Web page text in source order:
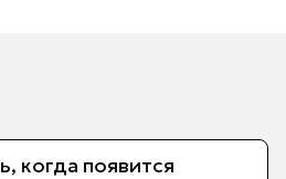
когда появится